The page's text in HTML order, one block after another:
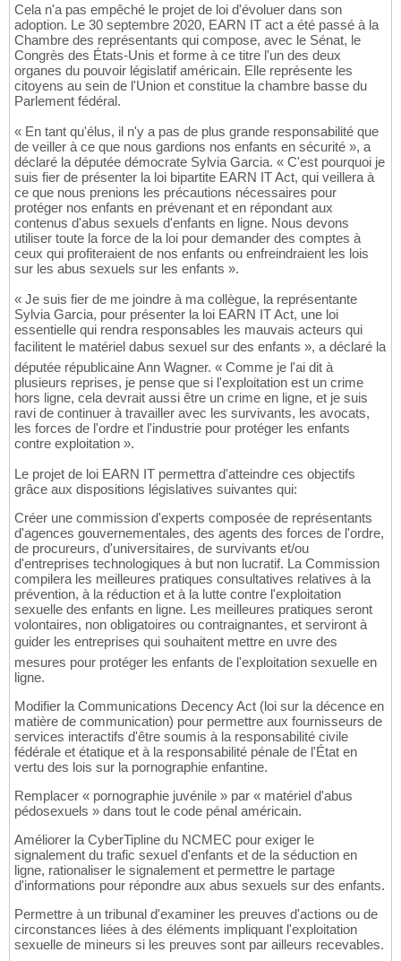
Cela n'a pas empêché le projet de loi d'évoluer dans son
adoption. Le 30 septembre 2020, EARN IT act a été passé à la
Chambre des représentants qui compose, avec le Sénat, le
Congrès des États-Unis et forme à ce titre l'un des deux
organes du pouvoir législatif américain. Elle représente les
citoyens au sein de l'Union et constitue la chambre basse du
Parlement fédéral.
« En tant qu'élus, il n'y a pas de plus grande responsabilité que
de veiller à ce que nous gardions nos enfants en sécurité », a
déclaré la députée démocrate Sylvia Garcia. « C'est pourquoi je
suis fier de présenter la loi bipartite EARN IT Act, qui veillera à
ce que nous prenions les précautions nécessaires pour
protéger nos enfants en prévenant et en répondant aux
contenus d'abus sexuels d'enfants en ligne. Nous devons
utiliser toute la force de la loi pour demander des comptes à
ceux qui profiteraient de nos enfants ou enfreindraient les lois
sur les abus sexuels sur les enfants ».
« Je suis fier de me joindre à ma collègue, la représentante
Sylvia Garcia, pour présenter la loi EARN IT Act, une loi
essentielle qui rendra responsables les mauvais acteurs qui
facilitent le matériel dabus sexuel sur des enfants », a déclaré la
députée républicaine Ann Wagner. « Comme je l'ai dit à
plusieurs reprises, je pense que si l'exploitation est un crime
hors ligne, cela devrait aussi être un crime en ligne, et je suis
ravi de continuer à travailler avec les survivants, les avocats,
les forces de l'ordre et l'industrie pour protéger les enfants
contre exploitation ».
Le projet de loi EARN IT permettra d'atteindre ces objectifs
grâce aux dispositions législatives suivantes qui:
Créer une commission d'experts composée de représentants
d'agences gouvernementales, des agents des forces de l'ordre,
de procureurs, d'universitaires, de survivants et/ou
d'entreprises technologiques à but non lucratif. La Commission
compilera les meilleures pratiques consultatives relatives à la
prévention, à la réduction et à la lutte contre l'exploitation
sexuelle des enfants en ligne. Les meilleures pratiques seront
volontaires, non obligatoires ou contraignantes, et serviront à
guider les entreprises qui souhaitent mettre en uvre des
mesures pour protéger les enfants de l'exploitation sexuelle en
ligne.
Modifier la Communications Decency Act (loi sur la décence en
matière de communication) pour permettre aux fournisseurs de
services interactifs d'être soumis à la responsabilité civile
fédérale et étatique et à la responsabilité pénale de l'État en
vertu des lois sur la pornographie enfantine.
Remplacer « pornographie juvénile » par « matériel d'abus
pédosexuels » dans tout le code pénal américain.
Améliorer la CyberTipline du NCMEC pour exiger le
signalement du trafic sexuel d'enfants et de la séduction en
ligne, rationaliser le signalement et permettre le partage
d'informations pour répondre aux abus sexuels sur des enfants.
Permettre à un tribunal d'examiner les preuves d'actions ou de
circonstances liées à des éléments impliquant l'exploitation
sexuelle de mineurs si les preuves sont par ailleurs recevables.